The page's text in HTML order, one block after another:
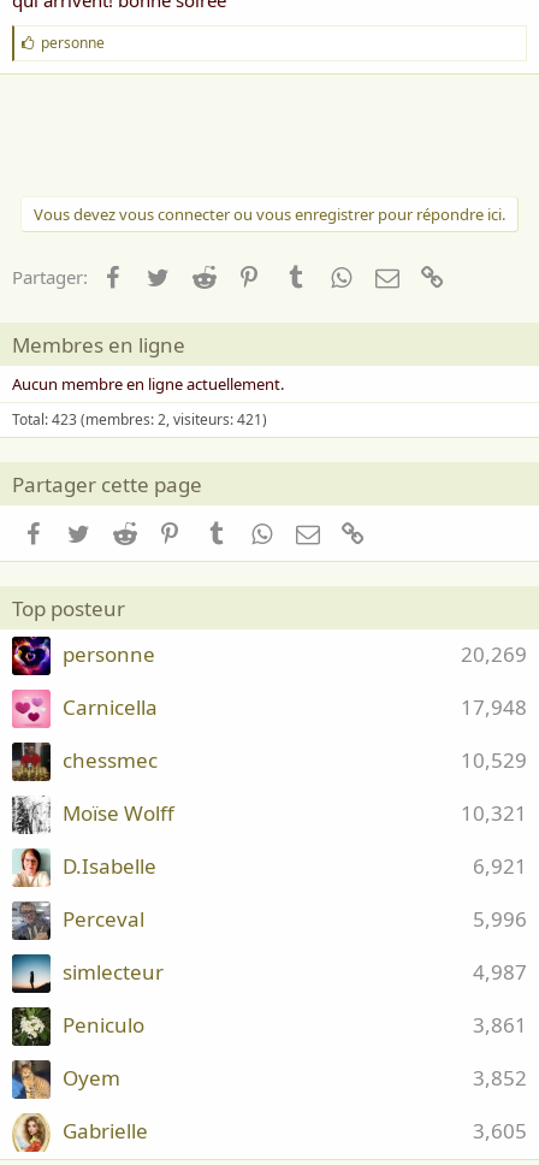
J
'
a
personne
Vous devez vous connecter ou vous enregistrer pour répondre ici.
Partager: Facebook
TwitterReddit PinterestTumblrWhatsApp
Email
Membres en ligne
Aucun membre en ligne actuellement.
Total: 423 (membres: 2, visiteurs: 421)
Partager cette page
Facebook
TwitterReddit PinterestTumblrWhatsApp
Email
Top posteur
20,269
personne
17,948
Carnicella
10,529
chessmec
10,321
Moïse Wolff
6,921
D.Isabelle
5,996
Perceval
4,987
simlecteur
3,861
Peniculo
3,852
Oyem
3,605
Gabrielle